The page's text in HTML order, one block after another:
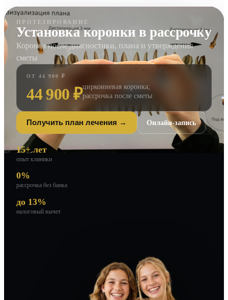
ПРОТЕЗИРОВАНИЕ
Установка коронки в рассрочку
Коронка после диагностики, плана и утверждения
сметы
ОТ 44 900 ₽
44 900 ₽циркониевая коронка;
рассрочка после сметы
Получить план лечения → Онлайн-запись
15+ лет
опыт клиники
0%
рассрочка без банка
до 13%
налоговый вычет